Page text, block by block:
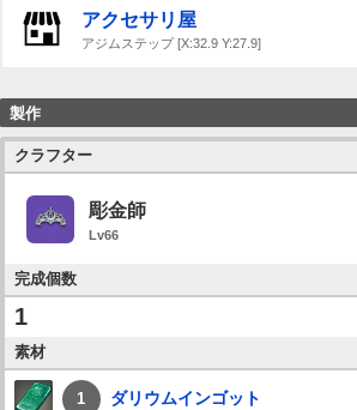
アクセサリ屋
アジムステップ [X:32.9 Y:27.9]
製作
クラフター
彫金師
Lv66
完成個数
1
素材
1 ダリウムインゴット